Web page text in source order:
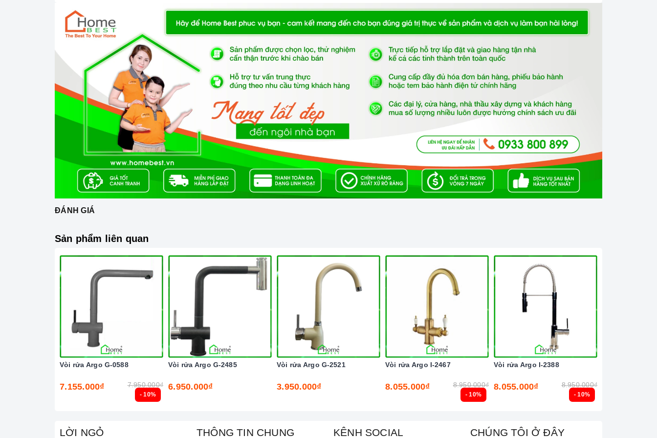
Ảnh minh họa
2. Các chức năng, hệ thống trên
Bồn rửa bằng đá nhân tạo Enigma N200 ENC2-03/Nera Đen có thiết kế 2 bồn rửa vô cùng linh hoạt
cho người sử dụng, có lỗ thoát nước có nắp chặn ngăn cho rác không làm cho nghẹt đường ống
trong quá trình sử dụng, được làm từ chất liệu Inox là một trong những chất liệu rất thông dụng với
khả năng chống gỉ vô cùng hiệu quả. Bạn có thể tháo lắp nắp chặn này khi vệ sinh trong bồn, với
đường kính ống thoát lớn bạn sẽ hoàn toàn yên tâm về vấn đề nghẹt nước nữa. Chậu rửa
bátCarysil ENC2được xây dựng trên 2 màu chủ đạo đó là Champagne và Nera. Mọi không gian
sẽ được tô điểm và sáng hơn với 2 màu này, vì vậy bạn sẽ không phải đau đầu suy nghĩ nhiều với
sự lựa chọn của mình.
Với những ưu điểm nổi bật như trên thì
Bồn rửa bằng đá nhân tạo Enigma N200 ENC2-03/Nera
xứng đáng là một trong những người bạn đồng hành thân thiết nhất của người nội trợ, là vật
dụng không thể trong gian bếp của mỗi gia đình hiện nay, nhất là trong cuộc sống đầy năng động
và luôn bận rộn đối với những người nội trợ vừa phải làm nhiều công việc lại còn chăm sóc cho
ĐÁNH GIÁ
Sản phẩm liên quan
- 10%
Vòi rửa Argo G-0588
7.155.000₫ 7.950.000₫
Vòi rửa Argo G-2485
6.950.000₫
Vòi rửa Argo G-2521
3.950.000₫
- 10%
Vòi rửa Argo I-2467
8.055.000₫ 8.950.000₫
- 10%
Vòi rửa Argo I-2388
8.055.000₫ 8.950.000₫
LỜI NGỎ THÔNG TIN CHUNG KÊNH SOCIAL CHÚNG TÔI Ở ĐÂY